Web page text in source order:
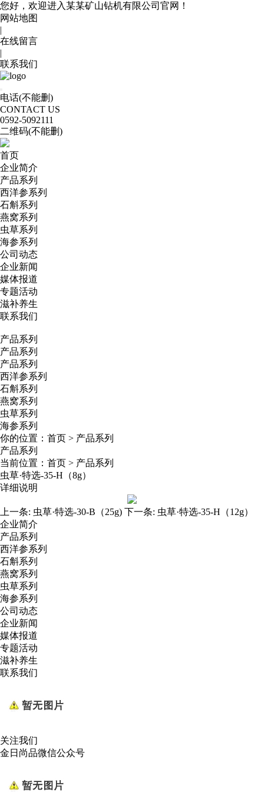
您好，欢迎进入某某矿山钻机有限公司官网！
网站地图
|
在线留言
|
联系我们
电话(不能删)
CONTACT US
0592-5092111
二维码(不能删)
首页
企业简介
产品系列
西洋参系列
石斛系列
燕窝系列
虫草系列
海参系列
公司动态
企业新闻
媒体报道
专题活动
滋补养生
联系我们
产品系列
产品系列
产品系列
西洋参系列
石斛系列
燕窝系列
虫草系列
海参系列
你的位置： 首页 > 产品系列
产品系列
当前位置： 首页 > 产品系列
虫草·特选-35-H（8g）
详细说明
上一条: 虫草·特选-30-B（25g) 下一条: 虫草·特选-35-H（12g）
企业简介
产品系列
西洋参系列
石斛系列
燕窝系列
虫草系列
海参系列
公司动态
企业新闻
媒体报道
专题活动
滋补养生
联系我们
关注我们
金日尚品微信公众号